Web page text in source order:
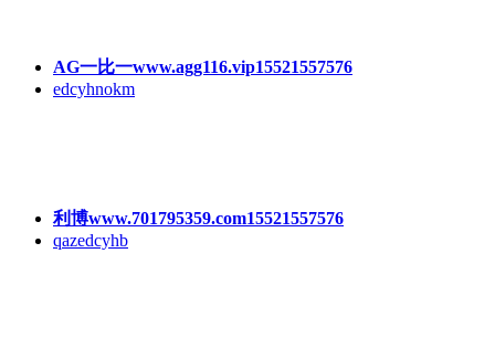
AG一比一www.agg116.vip15521557576
edcyhnokm
利博www.701795359.com15521557576
qazedcyhb